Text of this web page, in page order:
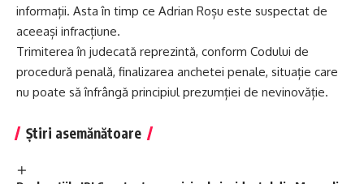
informații. Asta în timp ce Adrian Roșu este suspectat de
aceeași infracțiune.
Trimiterea în judecată reprezintă, conform Codului de
procedură penală, finalizarea anchetei penale, situație care
nu poate să înfrângă principiul prezumției de nevinovăție.
Știri asemănătoare